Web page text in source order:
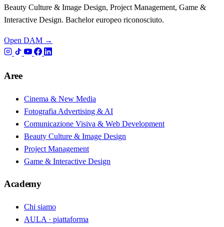
Beauty Culture & Image Design, Project Management, Game &
Interactive Design. Bachelor europeo riconosciuto.
Open DAM →
Aree
Cinema & New Media
Fotografia Advertising & AI
Comunicazione Visiva & Web Development
Beauty Culture & Image Design
Project Management
Game & Interactive Design
Academy
Chi siamo
AULA · piattaforma